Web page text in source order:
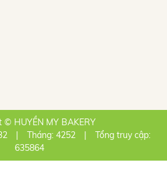
© HUYỀN MY BAKERY
| Tháng: 4252 |
Tổng truy cập:
635864